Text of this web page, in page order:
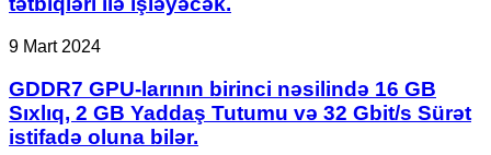
bütün
Windows
tətbiqləri
işləyəcək.
GDDR7
larının
birinci
nəsilində
16
9 Mart 2024
GDDR7 GPU-larının birinci nəsilində 16 GB
Sıxlıq, 2 GB Yaddaş Tutumu və 32 Gbit/s Sürət
istifadə oluna bilər.